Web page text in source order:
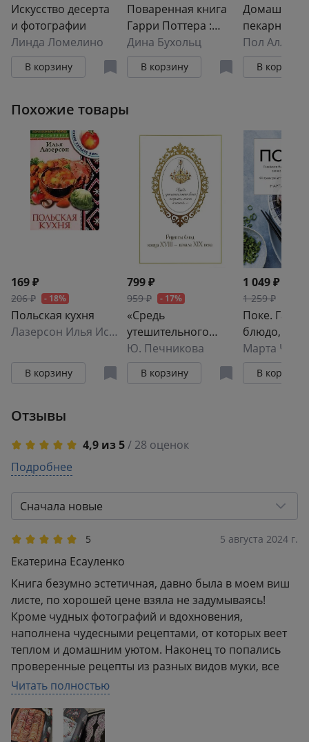
Искусство десерта
и фотографии
Линда Ломелино
В корзину
Поваренная книга
Гарри Поттера :
более 150
волшебных
рецептов для
волшебников
Дина Бухольц
В корзину
Домашняя
пекарня.
выпечке от
Пол Аллам
В корзину
Похожие товары
169 ₽
206 ₽ - 18%
Польская кухня
Лазерсон Илья Исаакович
В корзину
799 ₽
959 ₽ - 17%
«Средь
утешительного
звона тарелок,
ложек и ножей...».
Рецепты блюд
Ю. Печникова
В корзину
1 049 ₽
1 259 ₽
Поке.
блюдо,
завоевало
ярких
и закусок
Марта Ченг
В корзину
Отзывы
4,9 из 5/ 28 оценок
5
2
0
1
Подробнее
Сначала новые
5 5 августа 2024 г.
Екатерина Есауленко
Книга безумно эстетичная, давно была в моем виш
листе, по хорошей цене взяла не задумываясь!
Кроме чудных фотографий и вдохновения,
наполнена чудесными рецептами, от которых веет
теплом и домашним уютом. Наконец то попались
проверенные рецепты из разных видов муки, все
что уже попробовало удалось. Самое первое это
делала чизкейк с кешью и уже после успеха
пробовала галету, домашние уплетали за обе щеки.
Довольна книгой
Читать полностью